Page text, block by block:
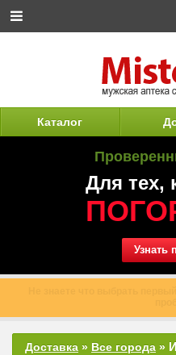
Каталог
Для тех,
Узнать
Доставка » Все города »